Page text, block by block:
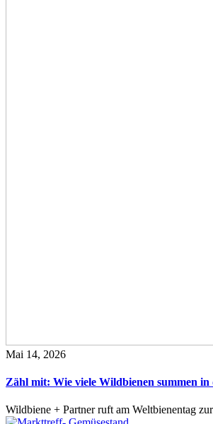
Mai 14, 2026
Zähl mit: Wie viele Wildbienen summen in
Wildbiene + Partner ruft am Weltbienentag